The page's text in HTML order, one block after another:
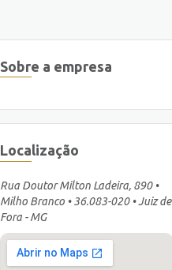
Sobre a empresa
Localização
Rua Doutor Milton Ladeira, 890 •
Milho Branco • 36.083-020 • Juiz de
Fora - MG